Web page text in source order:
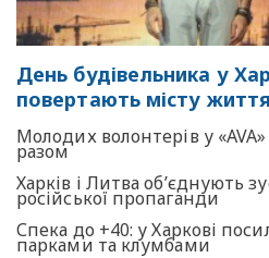
День будівельника у
повертають місту життя
Молодих волонтерів у
разом
Харків і Литва об’єднують
російської пропаганди
Спека до +40: у Харкові
парками та клумбами